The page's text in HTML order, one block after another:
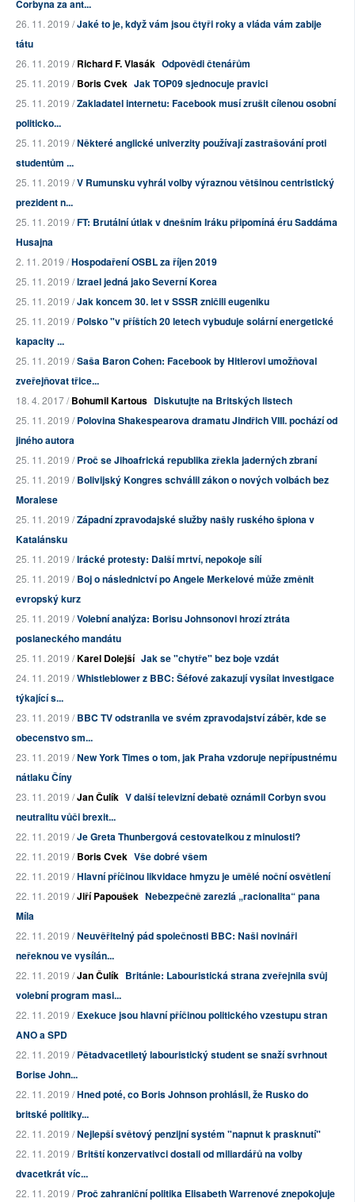
Corbyna za ant...
26. 11. 2019 /Jaké to je, když vám jsou čtyři roky a vláda vám zabije
tátu
26. 11. 2019 /Richard F. Vlasák Odpovědi čtenářům
25. 11. 2019 /Boris Cvek Jak TOP09 sjednocuje pravici
25. 11. 2019 /Zakladatel internetu: Facebook musí zrušit cílenou osobní
politicko...
25. 11. 2019 /Některé anglické univerzity používají zastrašování proti
studentům ...
25. 11. 2019 /V Rumunsku vyhrál volby výraznou většinou centristický
prezident n...
25. 11. 2019 /FT: Brutální útlak v dnešním Iráku připomíná éru Saddáma
Husajna
2. 11. 2019 /Hospodaření OSBL za říjen 2019
25. 11. 2019 /Izrael jedná jako Severní Korea
25. 11. 2019 /Jak koncem 30. let v SSSR zničili eugeniku
25. 11. 2019 /Polsko "v příštích 20 letech vybuduje solární energetické
kapacity ...
25. 11. 2019 /Saša Baron Cohen: Facebook by Hitlerovi umožňoval
zveřejňovat třice...
18. 4. 2017 /Bohumil Kartous Diskutujte na Britských listech
25. 11. 2019 /Polovina Shakespearova dramatu Jindřich VIII. pochází od
jiného autora
25. 11. 2019 /Proč se Jihoafrická republika zřekla jaderných zbraní
25. 11. 2019 /Bolivijský Kongres schválil zákon o nových volbách bez
Moralese
25. 11. 2019 /Západní zpravodajské služby našly ruského špiona v
Katalánsku
25. 11. 2019 /Irácké protesty: Další mrtví, nepokoje sílí
25. 11. 2019 /Boj o následnictví po Angele Merkelové může změnit
evropský kurz
25. 11. 2019 /Volební analýza: Borisu Johnsonovi hrozí ztráta
poslaneckého mandátu
25. 11. 2019 /Karel Dolejší Jak se "chytře" bez boje vzdát
24. 11. 2019 /Whistleblower z BBC: Šéfové zakazují vysílat investigace
týkající s...
23. 11. 2019 /BBC TV odstranila ve svém zpravodajství záběr, kde se
obecenstvo sm...
23. 11. 2019 /New York Times o tom, jak Praha vzdoruje nepřípustnému
nátlaku Číny
23. 11. 2019 /Jan Čulík V další televizní debatě oznámil Corbyn svou
neutralitu vůči brexit...
22. 11. 2019 /Je Greta Thunbergová cestovatelkou z minulosti?
22. 11. 2019 /Boris Cvek Vše dobré všem
22. 11. 2019 /Hlavní příčinou likvidace hmyzu je umělé noční osvětlení
22. 11. 2019 /Jiří Papoušek Nebezpečně zarezlá „racionalita“ pana
Míla
22. 11. 2019 /Neuvěřitelný pád společnosti BBC: Naši novináři
neřeknou ve vysílán...
22. 11. 2019 /Jan Čulík Británie: Labouristická strana zveřejnila svůj
volební program masi...
22. 11. 2019 /Exekuce jsou hlavní příčinou politického vzestupu stran
ANO a SPD
22. 11. 2019 /Pětadvacetiletý labouristický student se snaží svrhnout
Borise John...
22. 11. 2019 /Hned poté, co Boris Johnson prohlásil, že Rusko do
britské politiky...
22. 11. 2019 /Nejlepší světový penzijní systém "napnut k prasknutí"
22. 11. 2019 /Britští konzervativci dostali od miliardářů na volby
dvacetkrát víc...
22. 11. 2019 /Proč zahraniční politika Elisabeth Warrenové znepokojuje